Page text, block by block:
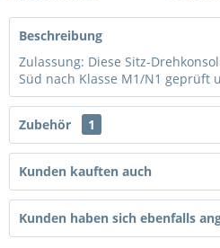
Beschreibung
Zulassung: Diese Sitz-
Süd nach Klasse M1/N1 geprüft
Zubehör 1
Kunden kauften auch
Kunden haben sich ebenfalls